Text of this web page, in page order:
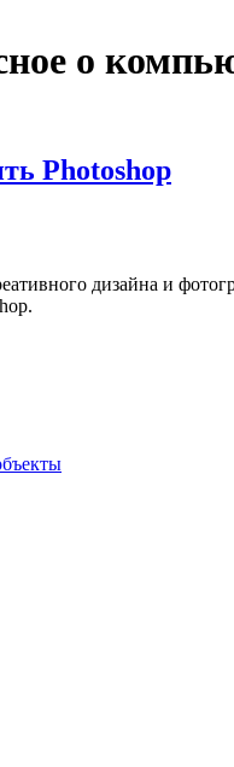
о
Photoshop
дизайна и